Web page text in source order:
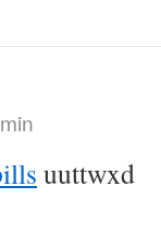
uuttwxd